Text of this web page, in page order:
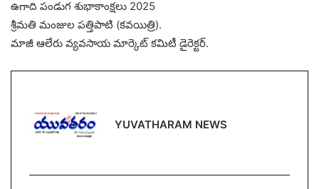
ఉగాది పండుగ శుభాకాంక్షలు 2025
శ్రీమతి మంజుల పత్తిపాటి (కవయిత్రి).
మాజీ ఆలేరు వ్యవసాయ మార్కెట్ కమిటీ డైరెక్టర్.
YUVATHARAM NEWS